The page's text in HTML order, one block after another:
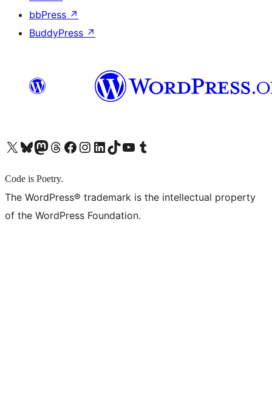
bbPress ↗
BuddyPress ↗
X (旧 Twitter) アカウントへBluesky アカウントへMastodon アカウントへThreads アカウントへ Facebook ページへInstagram アカウントへ LinkedIn アカウントへTikTok アカウントへYouTube チャンネルへ Tumblr アカウントへ
Code is Poetry.
The WordPress® trademark is the intellectual property
of the WordPress Foundation.